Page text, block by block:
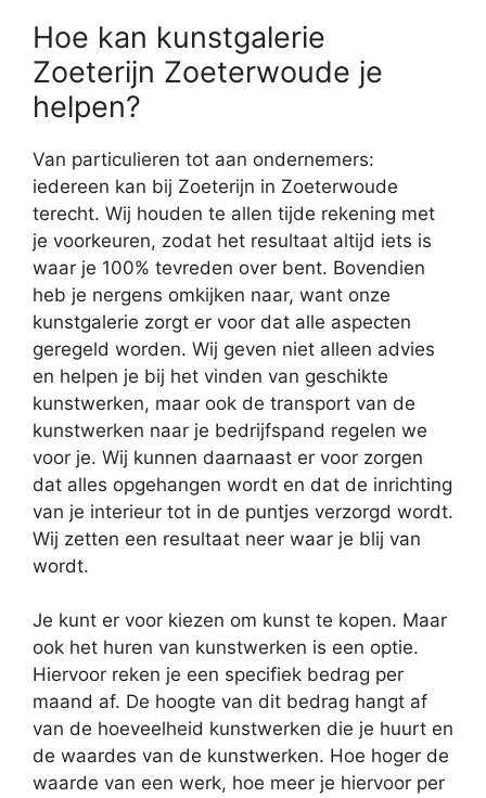
Hoe kan kunstgalerie
Zoeterijn Zoeterwoude je
helpen?
Van particulieren tot aan ondernemers:
iedereen kan bij Zoeterijn in Zoeterwoude
terecht. Wij houden te allen tijde rekening met
je voorkeuren, zodat het resultaat altijd iets is
waar je 100% tevreden over bent. Bovendien
heb je nergens omkijken naar, want onze
kunstgalerie zorgt er voor dat alle aspecten
geregeld worden. Wij geven niet alleen advies
en helpen je bij het vinden van geschikte
kunstwerken, maar ook de transport van de
kunstwerken naar je bedrijfspand regelen we
voor je. Wij kunnen daarnaast er voor zorgen
dat alles opgehangen wordt en dat de inrichting
van je interieur tot in de puntjes verzorgd wordt.
Wij zetten een resultaat neer waar je blij van
wordt.
Je kunt er voor kiezen om kunst te kopen. Maar
ook het huren van kunstwerken is een optie.
Hiervoor reken je een specifiek bedrag per
maand af. De hoogte van dit bedrag hangt af
van de hoeveelheid kunstwerken die je huurt en
de waardes van de kunstwerken. Hoe hoger de
waarde van een werk, hoe meer je hiervoor per